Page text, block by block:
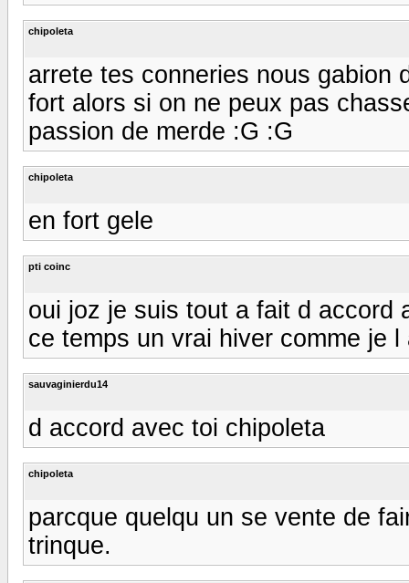
chipoleta
arrete tes conneries nous gabion
fort alors si on ne peux pas
passion de merde :G :G
chipoleta
en fort gele
pti coinc
oui joz je suis tout a fait d accord
ce temps un vrai hiver comme je l
sauvaginierdu14
d accord avec toi chipoleta
chipoleta
parcque quelqu un se vente de
trinque.